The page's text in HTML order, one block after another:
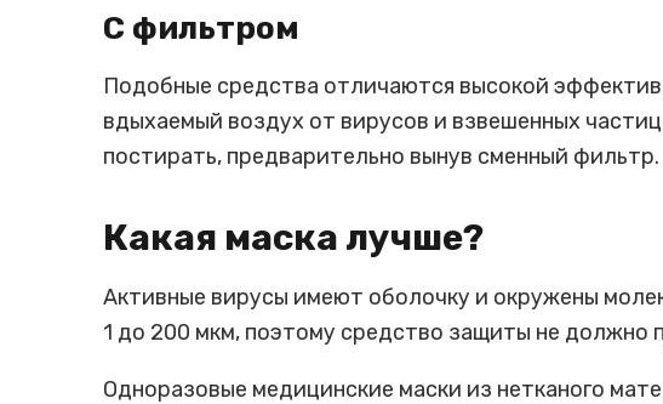
С фильтром
Подобные средства отличаются высокой
вдыхаемый воздух от вирусов и взвешенных
постирать, предварительно вынув сменный фильтр.
Какая маска лучше?
Активные вирусы имеют оболочку и окружены
1 до 200 мкм, поэтому средство защиты не должно
Одноразовые медицинские маски из нетканого